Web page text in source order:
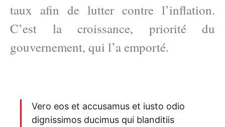
taux afin de lutter contre l’inflation.
C’est la croissance, priorité du
gouvernement, qui l’a emporté.
Vero eos et accusamus et iusto odio
dignissimos ducimus qui blanditiis